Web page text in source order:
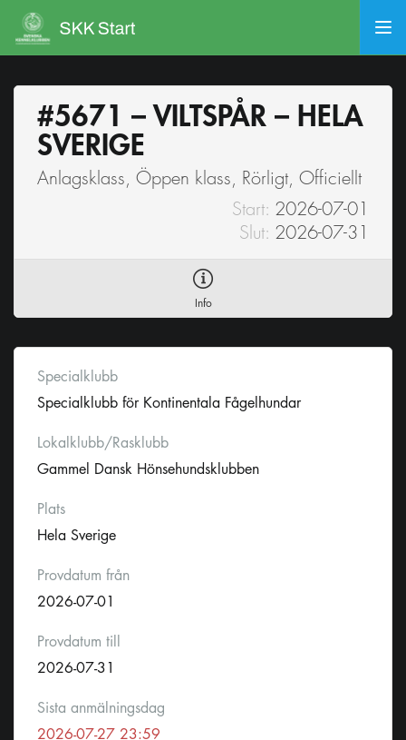
#5671 – VILTSPÅR – HELA
SVERIGE
Anlagsklass, Öppen klass, Rörligt, Officiellt
Start: 2026-07-01
Slut: 2026-07-31
Info
Specialklubb
Specialklubb för Kontinentala Fågelhundar
Lokalklubb/Rasklubb
Gammel Dansk Hönsehundsklubben
Plats
Hela Sverige
Provdatum från
2026-07-01
Provdatum till
2026-07-31
Sista anmälningsdag
2026-07-27 23:59